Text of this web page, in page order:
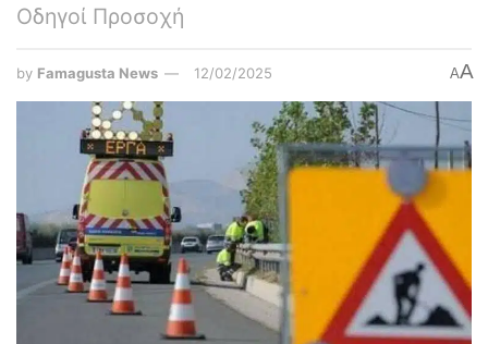
Οδηγοί Προσοχή
by Famagusta News 12/02/2025 AA